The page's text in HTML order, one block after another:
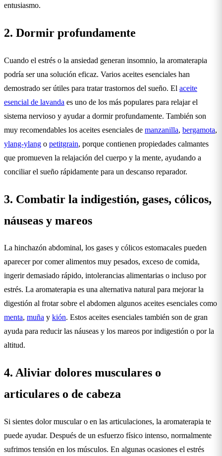
entusiasmo.
2. Dormir profundamente
Cuando el estrés o la ansiedad generan insomnio, la aromaterapia
podría ser una solución eficaz. Varios aceites esenciales han
demostrado ser útiles para tratar trastornos del sueño. El aceite
esencial de lavanda es uno de los más populares para relajar el
sistema nervioso y ayudar a dormir profundamente. También son
muy recomendables los aceites esenciales de manzanilla, bergamota,
ylang-ylang o petitgrain, porque contienen propiedades calmantes
que promueven la relajación del cuerpo y la mente, ayudando a
conciliar el sueño rápidamente para un descanso reparador.
3. Combatir la indigestión, gases, cólicos,
náuseas y mareos
La hinchazón abdominal, los gases y cólicos estomacales pueden
aparecer por comer alimentos muy pesados, exceso de comida,
ingerir demasiado rápido, intolerancias alimentarias o incluso por
estrés. La aromaterapia es una alternativa natural para mejorar la
digestión al frotar sobre el abdomen algunos aceites esenciales como
menta, muña y kión. Estos aceites esenciales también son de gran
ayuda para reducir las náuseas y los mareos por indigestión o por la
altitud.
4. Aliviar dolores musculares o
articulares o de cabeza
Si sientes dolor muscular o en las articulaciones, la aromaterapia te
puede ayudar. Después de un esfuerzo físico intenso, normalmente
sufrimos tensión en los músculos. En algunas ocasiones el estrés